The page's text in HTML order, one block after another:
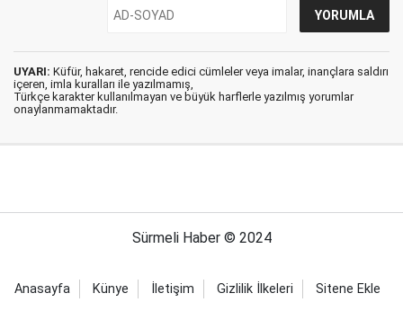
UYARI: Küfür, hakaret, rencide edici cümleler veya imalar, inançlara saldırı
içeren, imla kuralları ile yazılmamış,
Türkçe karakter kullanılmayan ve büyük harflerle yazılmış yorumlar
onaylanmamaktadır.
Sürmeli Haber © 2024
Anasayfa Künye İletişim Gizlilik İlkeleri Sitene Ekle